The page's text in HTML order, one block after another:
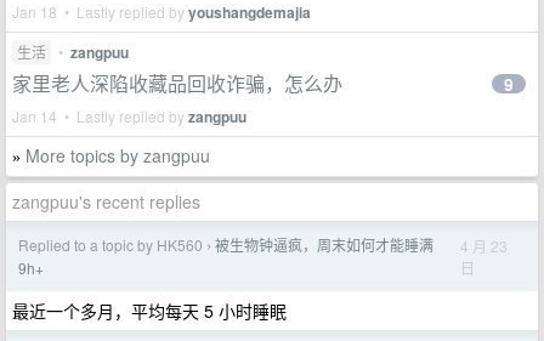
Jan 18 • Lastly replied byyoushangdemajia
生活 • zangpuu
家里老人深陷收藏品回收诈骗，怎么办
Jan 14 • Lastly replied byzangpuu
9
» More topics by zangpuu
zangpuu's recent replies
Replied to a topic by HK560 › 被生物钟逼疯，周末如何才能睡满
9h+
4 月 23
日
最近一个多月，平均每天 5 小时睡眠